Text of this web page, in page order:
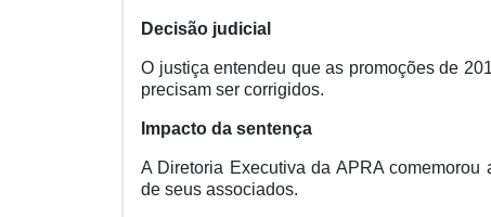
Decisão judicial
O justiça entendeu que as promoções de
precisam ser corrigidos.
Impacto da sentença
A Diretoria Executiva da APRA
de seus associados.